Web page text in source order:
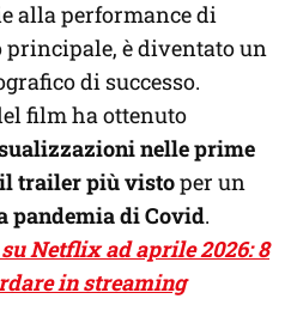
alla performance di
è diventato un
di successo.
film ha ottenuto
nelle prime
il trailer più vistoper un
pandemia di Covid.
Netflix ad aprile 2026: 8
in streaming